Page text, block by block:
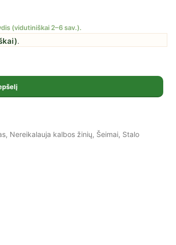
.
, Nereikalauja kalbos žinių, Šeimai, Stalo